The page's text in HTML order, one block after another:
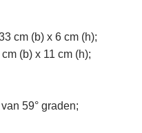
cm (b) x 6 cm (h);
(b) x 11 cm (h);
59° graden;